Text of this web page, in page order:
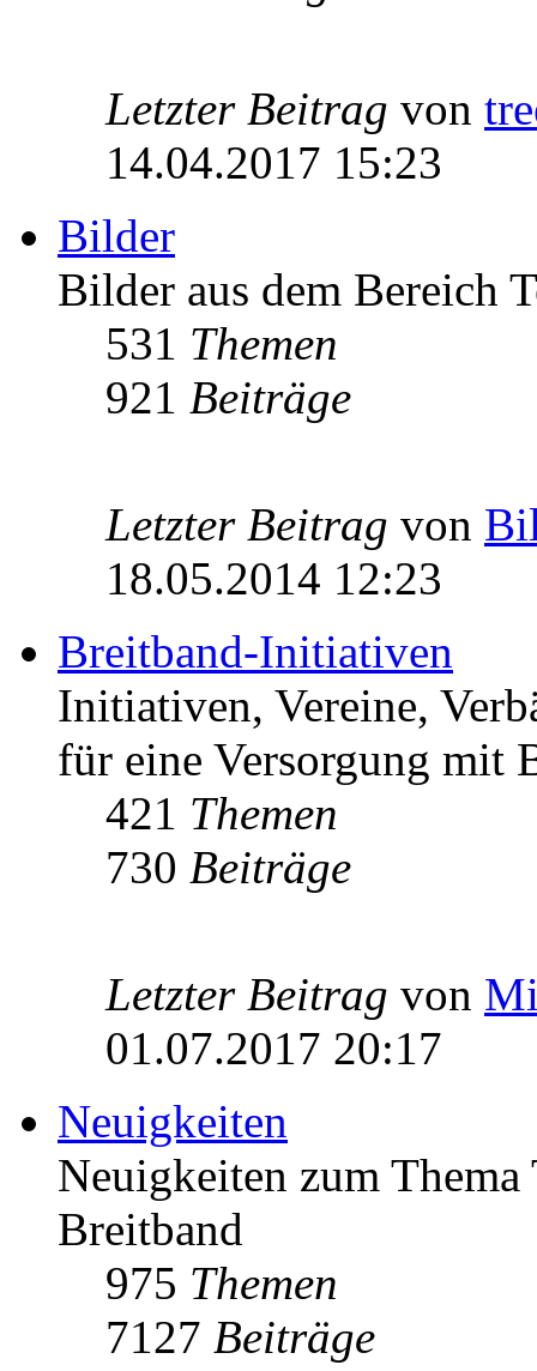
Letzter Beitrag von
14.04.2017 15:23
Bilder
Bilder aus dem Bereich
531 Themen
921 Beiträge
Letzter Beitrag von
18.05.2014 12:23
Breitband-Initiativen
Initiativen, Vereine,
für eine Versorgung mit
421 Themen
730 Beiträge
Letzter Beitrag von
01.07.2017 20:17
Neuigkeiten
Neuigkeiten zum
Breitband
975 Themen
7127 Beiträge